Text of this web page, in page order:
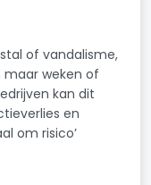
of vandalisme,
weken of
kan dit
en
om risico’